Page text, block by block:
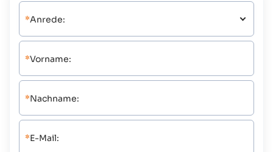
*Anrede:
*Vorname:
*Nachname:
*E-Mail: